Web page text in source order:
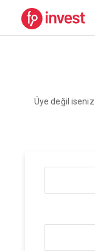
Üye değil iseniz